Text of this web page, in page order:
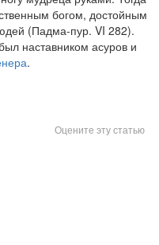
богом, достойным
(Падма-пур. VI 282).
наставником асуров и
.
Оцените эту статью